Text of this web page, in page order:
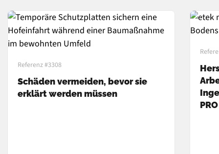
Referenz #3308
Schäden vermeiden, bevor sie
erklärt werden müssen